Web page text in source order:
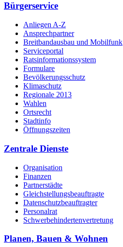
Bürgerservice
Anliegen A-Z
Ansprechpartner
Breitbandausbau und Mobilfunk
Serviceportal
Ratsinformationssystem
Formulare
Bevölkerungsschutz
Klimaschutz
Regionale 2013
Wahlen
Ortsrecht
Stadtinfo
Öffnungszeiten
Zentrale Dienste
Organisation
Finanzen
Partnerstädte
Gleichstellungsbeauftragte
Datenschutzbeauftragter
Personalrat
Schwerbehinderten­vertretung
Planen, Bauen & Wohnen